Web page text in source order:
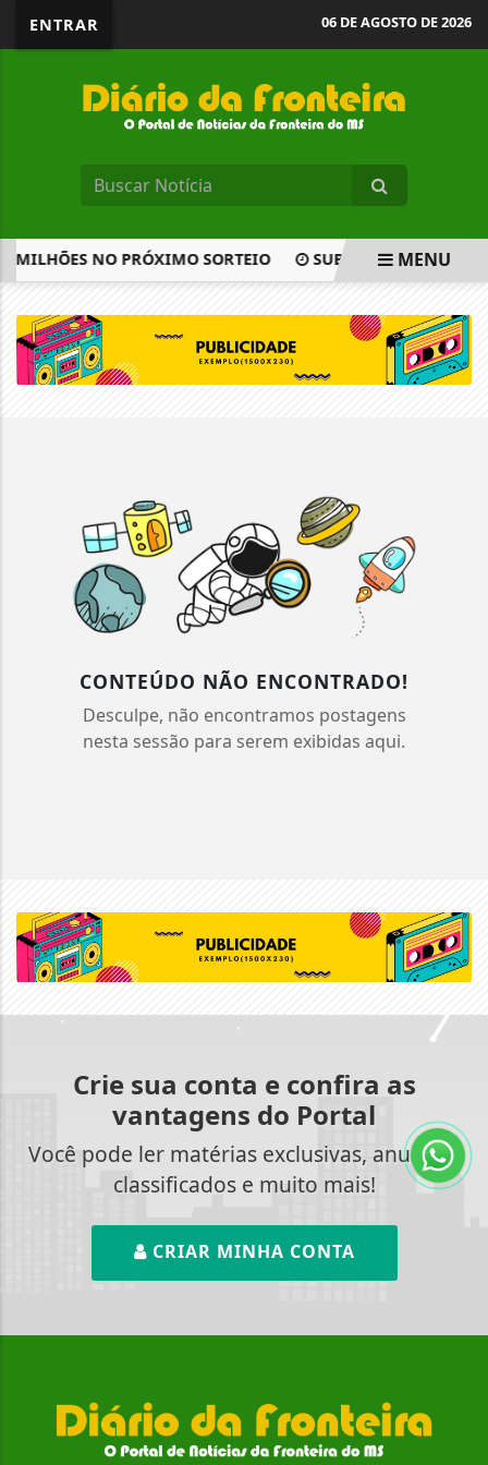
ENTRAR 06 DE AGOSTO DE 2026
MILHÕES NO PRÓXIMO SORTEIO SUBSÍDIO DE R$ 0,44
MENU
CONTEÚDO NÃO ENCONTRADO!
Desculpe, não encontramos postagens
nesta sessão para serem exibidas aqui.
Crie sua conta e confira as
vantagens do Portal
Você pode ler matérias exclusivas, anunciar
classificados e muito mais!
CRIAR MINHA CONTA